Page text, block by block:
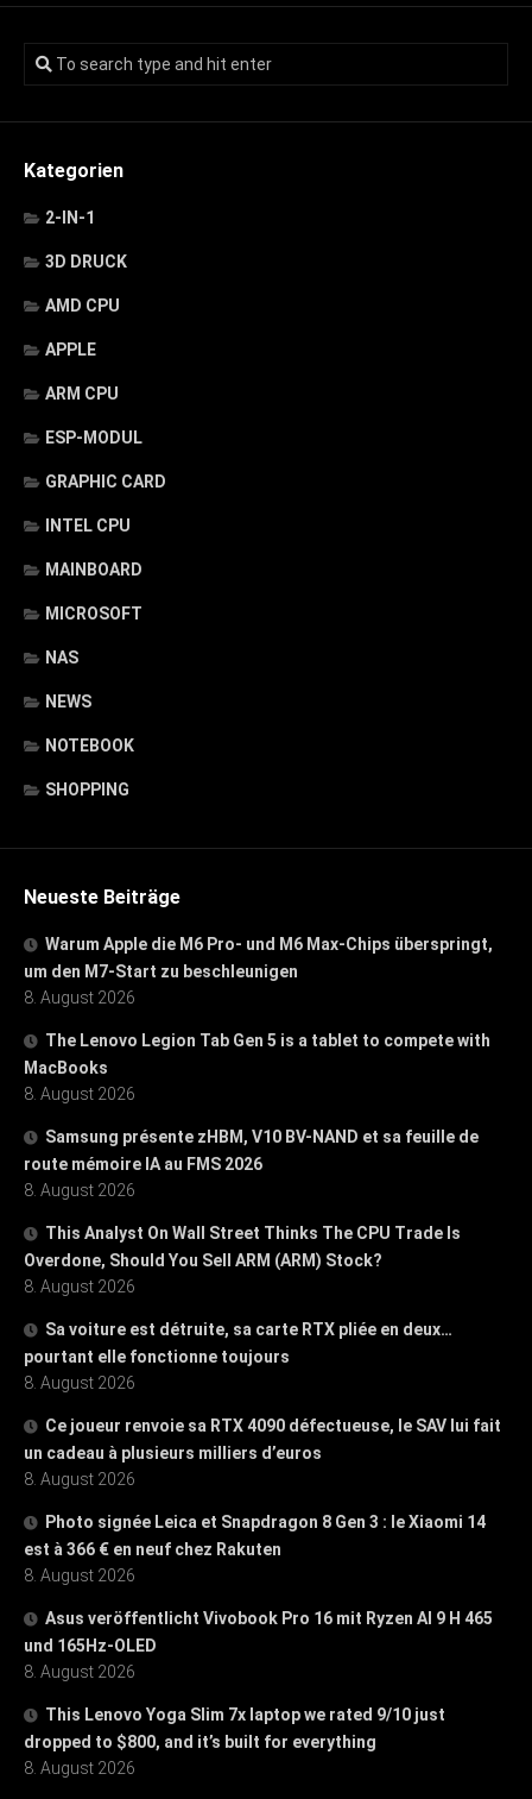
Kategorien
2-IN-1
3D DRUCK
AMD CPU
APPLE
ARM CPU
ESP-MODUL
GRAPHIC CARD
INTEL CPU
MAINBOARD
MICROSOFT
NAS
NEWS
NOTEBOOK
SHOPPING
Neueste Beiträge
Warum Apple die M6 Pro- und M6 Max-Chips überspringt,
um den M7-Start zu beschleunigen
8. August 2026
The Lenovo Legion Tab Gen 5 is a tablet to compete with
MacBooks
8. August 2026
Samsung présente zHBM, V10 BV-NAND et sa feuille de
route mémoire IA au FMS 2026
8. August 2026
This Analyst On Wall Street Thinks The CPU Trade Is
Overdone, Should You Sell ARM (ARM) Stock?
8. August 2026
Sa voiture est détruite, sa carte RTX pliée en deux…
pourtant elle fonctionne toujours
8. August 2026
Ce joueur renvoie sa RTX 4090 défectueuse, le SAV lui fait
un cadeau à plusieurs milliers d’euros
8. August 2026
Photo signée Leica et Snapdragon 8 Gen 3 : le Xiaomi 14
est à 366 € en neuf chez Rakuten
8. August 2026
Asus veröffentlicht Vivobook Pro 16 mit Ryzen AI 9 H 465
und 165Hz-OLED
8. August 2026
This Lenovo Yoga Slim 7x laptop we rated 9/10 just
dropped to $800, and it’s built for everything
8. August 2026